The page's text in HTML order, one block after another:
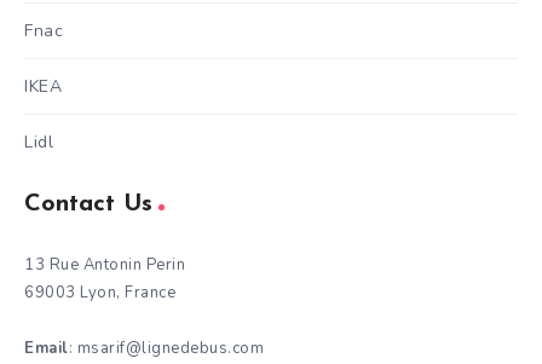
Fnac
IKEA
Lidl
Contact Us
13 Rue Antonin Perin
69003 Lyon, France
Email: msarif@lignedebus.com